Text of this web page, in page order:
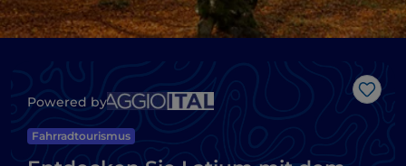
Like
Powered by
Fahrradtourismus